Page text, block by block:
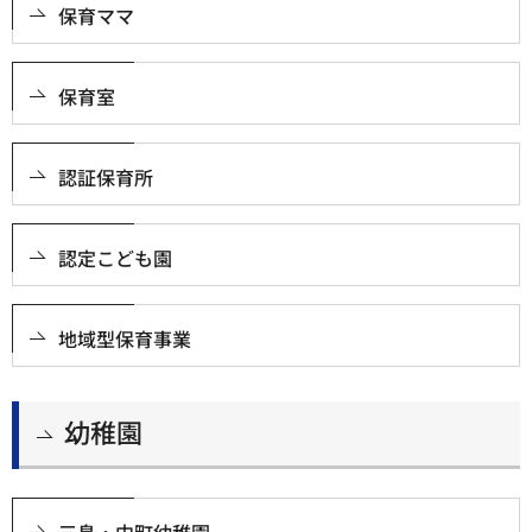
保育ママ
保育室
認証保育所
認定こども園
地域型保育事業
幼稚園